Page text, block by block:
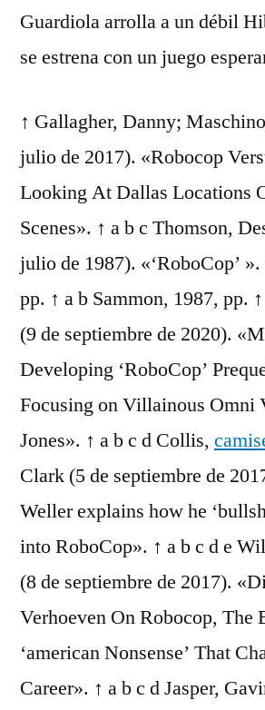
Guardiola arrolla a un débil
se estrena con un juego
↑ Gallagher, Danny;
julio de 2017). «Robocop
Looking At Dallas Locations
Scenes». ↑ a b c Thomson,
julio de 1987). «‘RoboCop’
pp. ↑ a b Sammon, 1987, pp.
(9 de septiembre de 2020).
Developing ‘RoboCop’
Focusing on Villainous Omni
Jones». ↑ a b c d Collis,
Clark (5 de septiembre de
Weller explains how he
into RoboCop». ↑ a b c d e
(8 de septiembre de 2017).
Verhoeven On Robocop, The
‘american Nonsense’ That
Career». ↑ a b c d Jasper,